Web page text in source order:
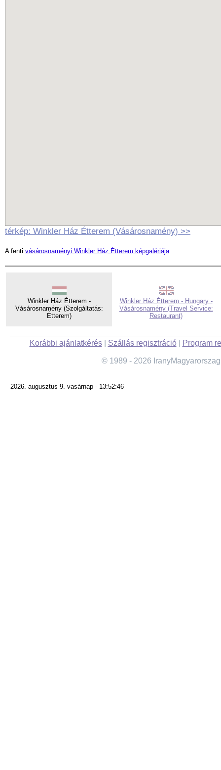
térkép: Winkler Ház Étterem (Vásárosnamény) >>
A fenti vásárosnaményi Winkler Ház Étterem képgalériája
Winkler Ház Étterem -
Vásárosnamény (Szolgáltatás:
Étterem)
Winkler Ház Étterem - Hungary -
Vásárosnamény (Travel Service:
Restaurant)
Korábbi ajánlatkérés| Szállás regisztráció| Program
© 1989 - 2026
2026. augusztus 9. vasárnap - 13:52:46